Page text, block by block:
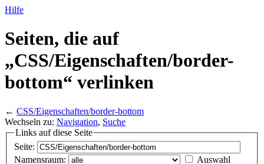
Hilfe
Seiten, die auf
„CSS/Eigenschaften/border-
bottom“ verlinken
← CSS/Eigenschaften/border-bottom
Wechseln zu: Navigation, Suche
Links auf diese Seite
Seite:
Namensraum:
Auswahl